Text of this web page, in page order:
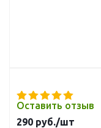
Оставить отзыв
290 руб./шт